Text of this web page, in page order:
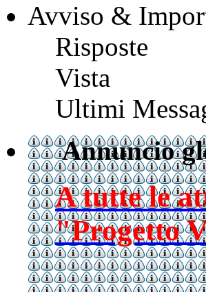
Avviso &
Risposte
Vista
Ultimi
Annuncio
A tutte le
"Progetto